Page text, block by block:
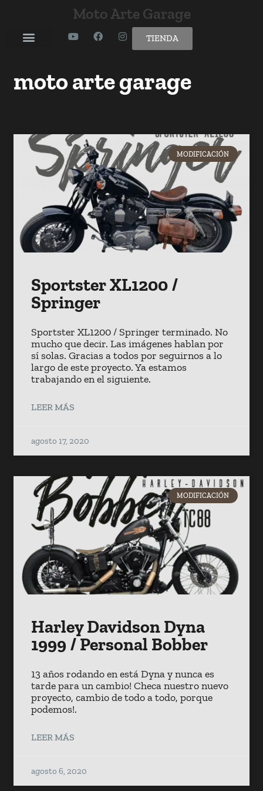
Moto Arte Garage
TIENDA
moto arte garage
MODIFICACIÓN
Sportster XL1200 /
Springer
Sportster XL1200 / Springer terminado. No
mucho que decir. Las imágenes hablan por
sí solas. Gracias a todos por seguirnos a lo
largo de este proyecto. Ya estamos
trabajando en el siguiente.
LEER MÁS
agosto 17, 2020
MODIFICACIÓN
Harley Davidson Dyna
1999 / Personal Bobber
13 años rodando en está Dyna y nunca es
tarde para un cambio! Checa nuestro nuevo
proyecto, cambio de todo a todo, porque
podemos!.
LEER MÁS
agosto 6, 2020